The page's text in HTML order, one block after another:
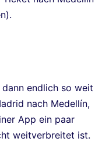
endlich so weit
nach Medellín,
App ein paar
weitverbreitet ist.